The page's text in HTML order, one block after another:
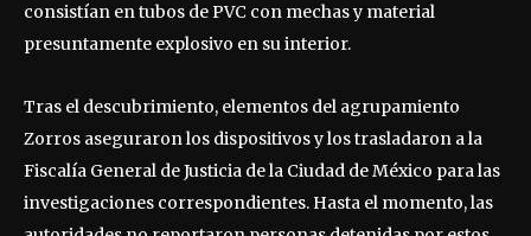
consistían en tubos de PVC con mechas y material
presuntamente explosivo en su interior.
Tras el descubrimiento, elementos del agrupamiento
Zorros aseguraron los dispositivos y los trasladaron a la
Fiscalía General de Justicia de la Ciudad de México para las
investigaciones correspondientes. Hasta el momento, las